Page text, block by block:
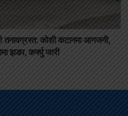
तनावग्रस्त: कोशी कटानमा आगजनी,
झडप, कर्फ्यु जारी